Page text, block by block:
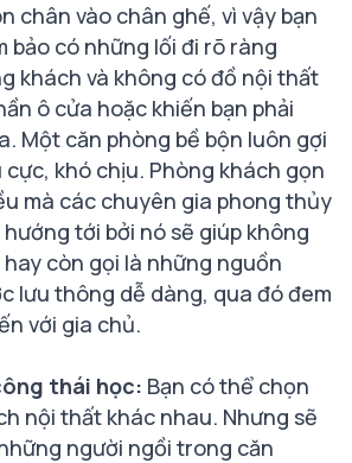
chân vào chân ghế, vì vậy bạn
bảo có những lối đi rõ ràng
khách và không có đồ nội thất
ô cửa hoặc khiến bạn phải
Một căn phòng bề bộn luôn gợi
khó chịu. Phòng khách gọn
mà các chuyên gia phong thủy
tới bởi nó sẽ giúp không
còn gọi là những nguồn
lưu thông dễ dàng, qua đó đem
với gia chủ.
thái học: Bạn có thể chọn
nội thất khác nhau. Nhưng sẽ
người ngồi trong căn